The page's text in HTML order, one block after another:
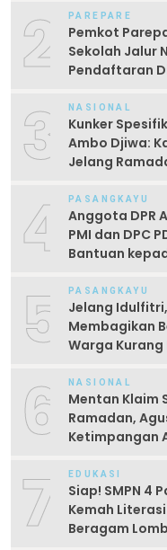
2 PAREPARE
Pemkot
Sekolah Jalur
Pendaftaran
3 NASIONAL
Kunker
Ambo Djiwa:
Jelang
4 PASANGKAYU
Anggota DPR
PMI dan DPC
Bantuan
5 PASANGKAYU
Jelang
Membagikan
Warga Kurang
6 NASIONAL
Mentan Klaim
Ramadan,
Ketimpangan
7 EDUKASI
Siap! SMPN 4
Kemah
Beragam